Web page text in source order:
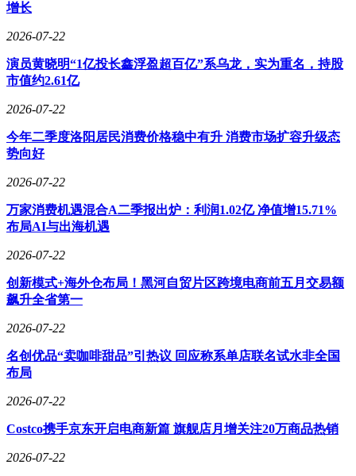
增长
2026-07-22
演员黄晓明“1亿投长鑫浮盈超百亿”系乌龙，实为重名，持股
市值约2.61亿
2026-07-22
今年二季度洛阳居民消费价格稳中有升 消费市场扩容升级态
势向好
2026-07-22
万家消费机遇混合A二季报出炉：利润1.02亿 净值增15.71%
布局AI与出海机遇
2026-07-22
创新模式+海外仓布局！黑河自贸片区跨境电商前五月交易额
飙升全省第一
2026-07-22
名创优品“卖咖啡甜品”引热议 回应称系单店联名试水非全国
布局
2026-07-22
Costco携手京东开启电商新篇 旗舰店月增关注20万商品热销
2026-07-22